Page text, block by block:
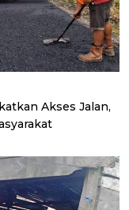
Akses Jalan,